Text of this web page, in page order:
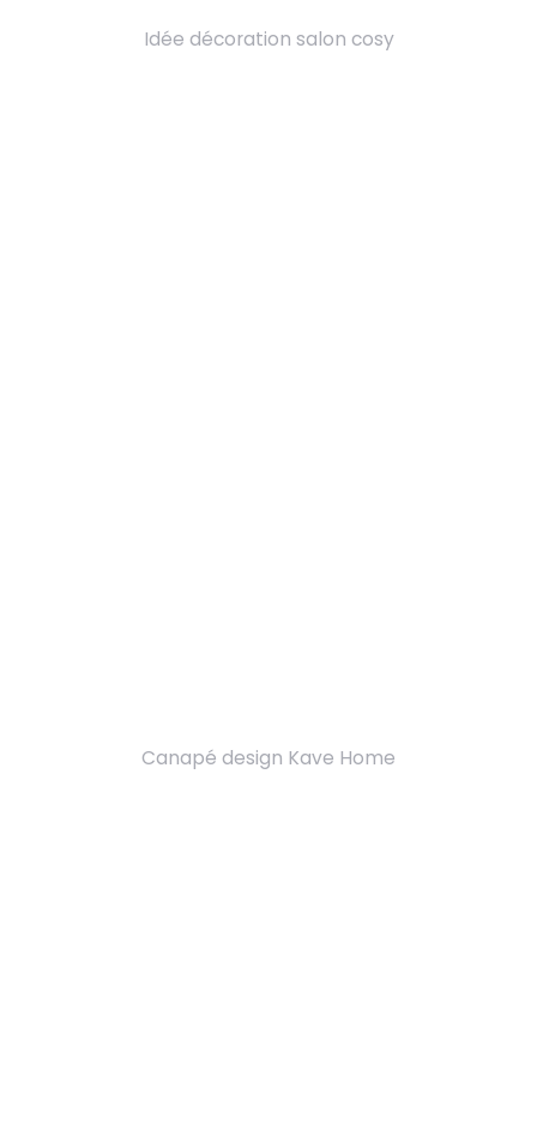
Idée décoration salon cosy
Canapé design Kave Home